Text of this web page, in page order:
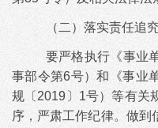
（二）落实责任追
要严格执行《事业
事部令第6号）和《事业
规〔2019〕1号）等有关
序，严肃工作纪律。做到